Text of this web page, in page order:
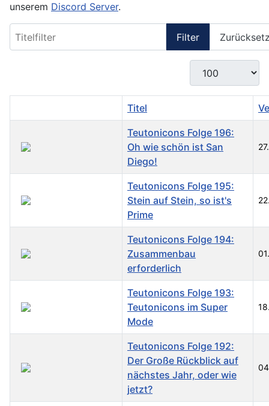
unserem Discord Server.
Filter
Anzeige #
Titel
Teutonicons Folge 196:
Oh wie schön ist San
Diego!
Teutonicons Folge 195:
Stein auf Stein, so ist's
Prime
Teutonicons Folge 194:
Zusammenbau
erforderlich
Teutonicons Folge 193:
Teutonicons im Super
Mode
Teutonicons Folge 192:
Der Große Rückblick auf
nächstes Jahr, oder wie
jetzt?